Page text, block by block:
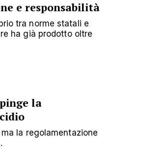
e responsabilità
tra norme statali e
ha già prodotto oltre
la
la regolamentazione